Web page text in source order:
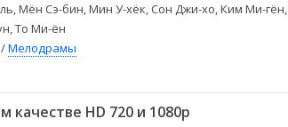
Мён Сэ-бин, Мин У-хёк, Сон Джи-хо, Ким Ми-гён,
То Ми-ён
/Мелодрамы
HD 720 и 1080p